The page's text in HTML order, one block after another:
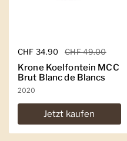
Regulärer Preis
CHF 34.90 Sale-Preis
CHF 49.00
Krone Koelfontein MCC
Brut Blanc de Blancs
2020
Jetzt kaufen